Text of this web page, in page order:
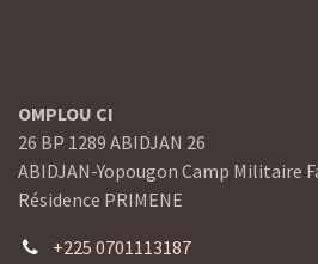
OMPLOU CI
26 BP 1289 ABIDJAN 26
ABIDJAN-Yopougon Camp Militaire
Résidence PRIMENE
+225 0701113187